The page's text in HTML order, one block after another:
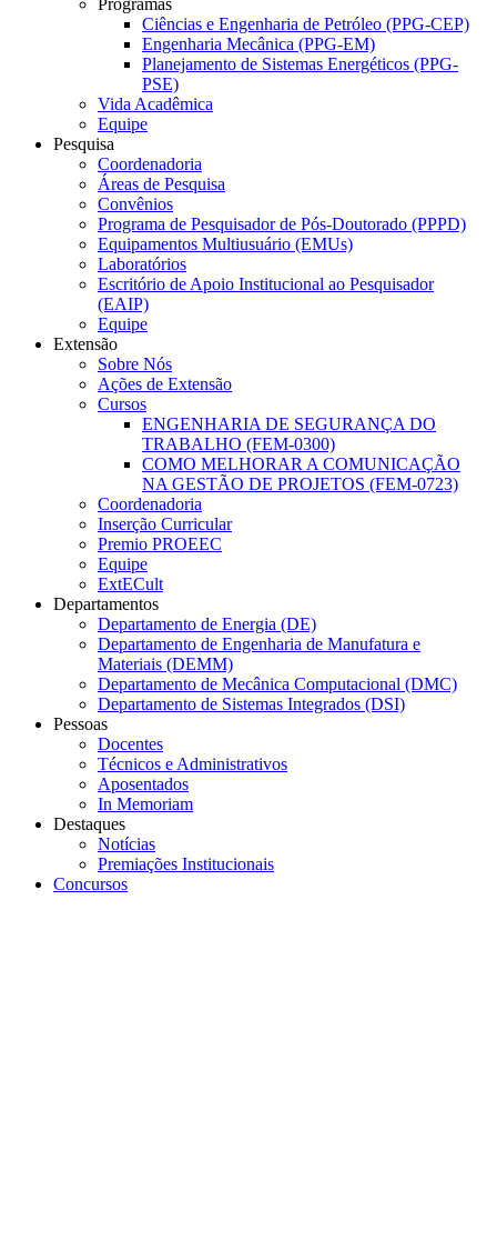
Programas
Ciências e Engenharia de Petróleo (PPG-CEP)
Engenharia Mecânica (PPG-EM)
Planejamento de Sistemas Energéticos (PPG-
PSE)
Vida Acadêmica
Equipe
Pesquisa
Coordenadoria
Áreas de Pesquisa
Convênios
Programa de Pesquisador de Pós-Doutorado (PPPD)
Equipamentos Multiusuário (EMUs)
Laboratórios
Escritório de Apoio Institucional ao Pesquisador
(EAIP)
Equipe
Extensão
Sobre Nós
Ações de Extensão
Cursos
ENGENHARIA DE SEGURANÇA DO
TRABALHO (FEM-0300)
COMO MELHORAR A COMUNICAÇÃO
NA GESTÃO DE PROJETOS (FEM-0723)
Coordenadoria
Inserção Curricular
Premio PROEEC
Equipe
ExtECult
Departamentos
Departamento de Energia (DE)
Departamento de Engenharia de Manufatura e
Materiais (DEMM)
Departamento de Mecânica Computacional (DMC)
Departamento de Sistemas Integrados (DSI)
Pessoas
Docentes
Técnicos e Administrativos
Aposentados
In Memoriam
Destaques
Notícias
Premiações Institucionais
Concursos